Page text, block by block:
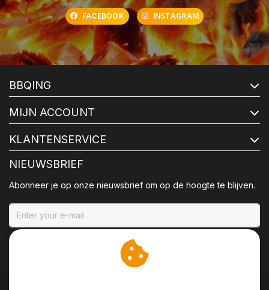
FACEBOOK INSTAGRAM
BBQING
MIJN ACCOUNT
KLANTENSERVICE
NIEUWSBRIEF
Abonneer je op onze nieuwsbrief om op de hoogte te blijven.